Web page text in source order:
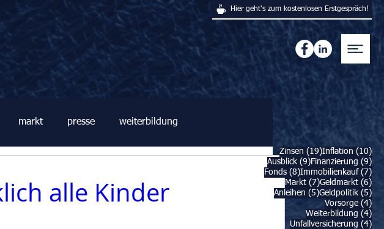
Hier geht's zum kostenlosen Erstgespräch!
Zinsen (19)19 Beiträge
Inflation (10)10
Ausblick (9)9 Beiträge
Finanzierung (9)9
Fonds (8)8 Beiträge
Immobilienkauf (7)7
Markt (7)7 Beiträge
Geldmarkt (6)6
Anleihen (5)5 Beiträge
Geldpolitik (5)5
Vorsorge (4)4
Weiterbildung (4)4
Unfallversicherung (4)4
markt presse weiterbildung
alle Kinder